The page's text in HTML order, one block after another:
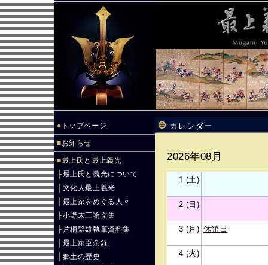
● トップページ
■お知らせ
■最上氏と最上義光
├最上氏と義光について
├文化人最上義光
├最上家をめぐる人々
├小野末三論文集
├ 片桐繁雄執筆資料集
├最上家臣余録
├郷土の歴史
カレンダー
2026年08月
1 (土)
2 (日)
3 (月) 休館日
4 (火)